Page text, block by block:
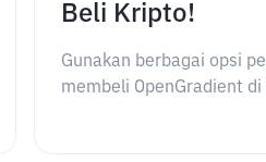
Beli Kripto!
Gunakan berbagai opsi
membeli OpenGradient